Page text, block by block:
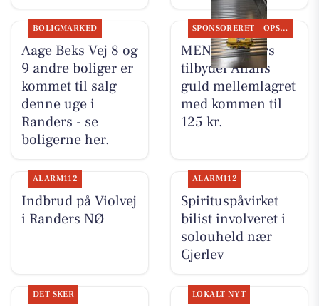
BOLIGMARKED
Aage Beks Vej 8 og
9 andre boliger er
kommet til salg
denne uge i
Randers - se
boligerne her.
SPONSORERET OPSLAGSTAVLEN
MENY Randers
tilbyder Allans
guld mellemlagret
med kommen til
125 kr.
ALARM112
Indbrud på Violvej
i Randers NØ
ALARM112
Spirituspåvirket
bilist involveret i
solouheld nær
Gjerlev
DET SKER LOKALT NYT